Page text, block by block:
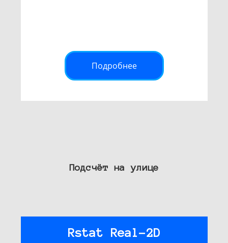
Подробнее
Подсчёт на улице
Rstat Real-2D